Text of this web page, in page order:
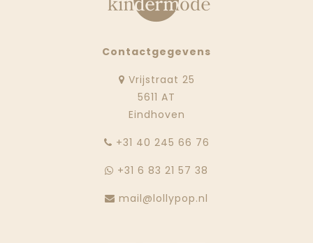
Contactgegevens
Vrijstraat 25
5611 AT
Eindhoven
‭+31 40 245 66 76
+31 6 83 21 57 38
mail@lollypop.nl